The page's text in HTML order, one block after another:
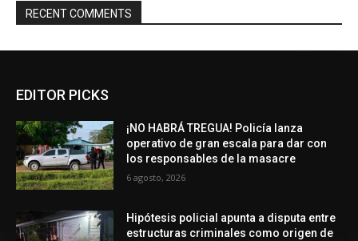
RECENT COMMENTS
EDITOR PICKS
¡NO HABRÁ TREGUA! Policía lanza
operativo de gran escala para dar con
los responsables de la masacre
6 agosto, 2026
Hipótesis policial apunta a disputa entre
estructuras criminales como origen de